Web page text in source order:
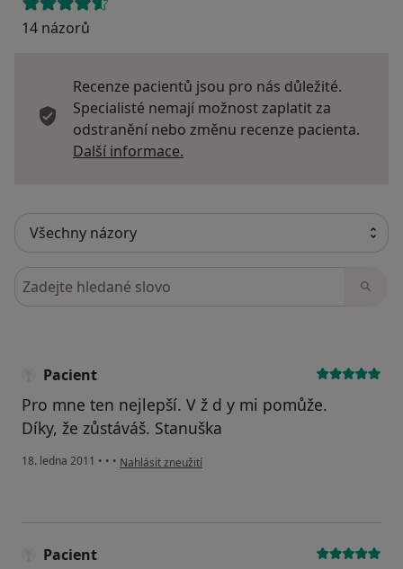
14 názorů
Recenze pacientů jsou pro nás důležité.
Specialisté nemají možnost zaplatit za
odstranění nebo změnu recenze pacienta.
Další informace.
Hledejte v názorech
Pacient
Pro mne ten nejlepší. V ž d y mi pomůže.
Díky, že zůstáváš. Stanuška
18. ledna 2011 • • • podle názoru uživatele Pacient
Nahlásit zneužití
Pacient